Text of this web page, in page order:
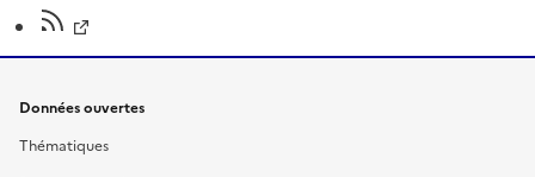
Données ouvertes
Thématiques